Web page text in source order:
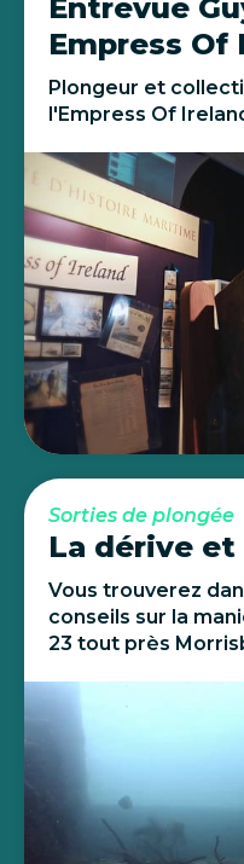
Entrevue
Empress Of
Plongeur et
l'Empress Of
Sorties de plongée
La dérive et
Vous trouverez
conseils sur la
23 tout près